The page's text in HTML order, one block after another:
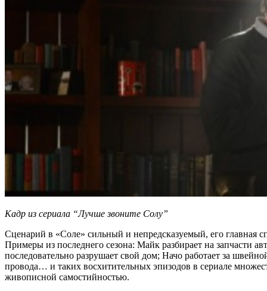
Кадр из сериала “Лучше звоните Солу”
Сценарий в «Соле» сильный и непредсказуемый, его главная
Примеры из последнего сезона: Майк разбирает на запчасти
последовательно разрушает свой дом; Начо работает за
провода… и таких восхитительных эпизодов в сериале
живописной самостийностью.